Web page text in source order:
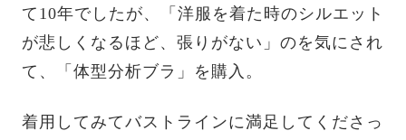
て10年でしたが、「洋服を着た時のシルエット
が悲しくなるほど、張りがない」のを気にされ
て、「体型分析ブラ」を購入。
着用してみてバストラインに満足してくださっ